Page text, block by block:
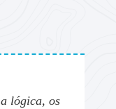
lógica, os